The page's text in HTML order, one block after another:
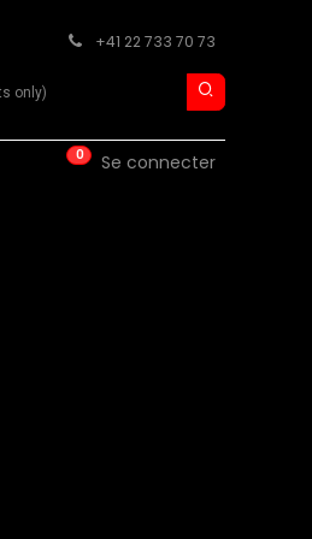
+41 22 733 70 73
0 Se connecter